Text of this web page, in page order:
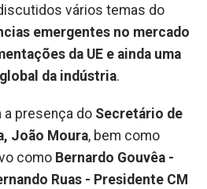
vários temas do
emergentes no mercado
da UE e ainda uma
da indústria.
a presença do Secretário de
João Moura, bem como
como Bernardo Gouvêa -
Ruas - Presidente CM